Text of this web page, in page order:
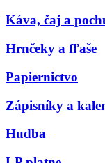
Káva, čaj a
Hrnčeky a fľaše
Papiernictvo
Zápisníky a
Hudba